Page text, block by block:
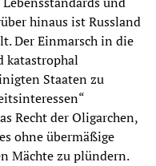
hinaus ist Russland
Der Einmarsch in die
katastrophal
Staaten zu
Recht der Oligarchen,
ohne übermäßige
Mächte zu plündern.